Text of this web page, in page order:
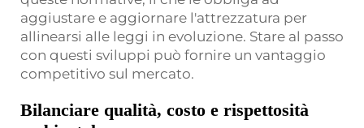
aggiustare e aggiornare l'attrezzatura per
allinearsi alle leggi in evoluzione. Stare al passo
con questi sviluppi può fornire un vantaggio
competitivo sul mercato.
Bilanciare qualità, costo e rispettosità